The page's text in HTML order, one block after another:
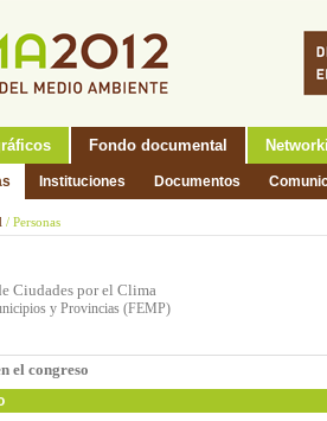
Fondo documental
Instituciones Documentos
/ Personas
Ciudades por el Clima
y Provincias (FEMP)
el congreso